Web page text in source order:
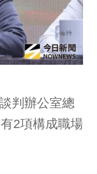
判辦公室總
2項構成職場